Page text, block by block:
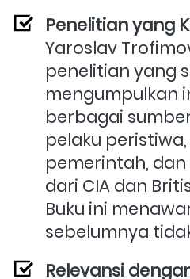
Penelitian yang
Yaroslav
penelitian yang
mengumpulkan
berbagai
pelaku
pemerintah,
dari CIA dan
Buku ini
sebelumnya
Relevansi